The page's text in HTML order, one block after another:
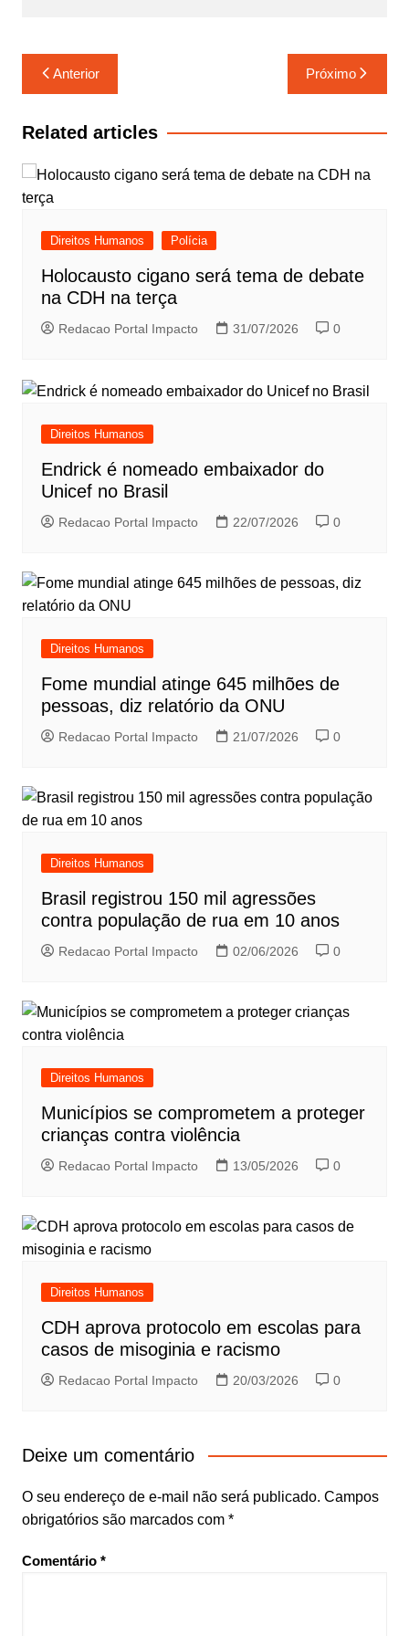
Navegação
de
Post
Anterior Próximo
Related articles
Direitos Humanos Polícia
Holocausto cigano será tema de debate
na CDH na terça
Redacao Portal Impacto 31/07/2026 0
Direitos Humanos
Endrick é nomeado embaixador do
Unicef no Brasil
Redacao Portal Impacto 22/07/2026 0
Direitos Humanos
Fome mundial atinge 645 milhões de
pessoas, diz relatório da ONU
Redacao Portal Impacto 21/07/2026 0
Direitos Humanos
Brasil registrou 150 mil agressões
contra população de rua em 10 anos
Redacao Portal Impacto 02/06/2026 0
Direitos Humanos
Municípios se comprometem a proteger
crianças contra violência
Redacao Portal Impacto 13/05/2026 0
Direitos Humanos
CDH aprova protocolo em escolas para
casos de misoginia e racismo
Redacao Portal Impacto 20/03/2026 0
Deixe um comentário
O seu endereço de e-mail não será publicado. Campos
obrigatórios são marcados com *
Comentário *